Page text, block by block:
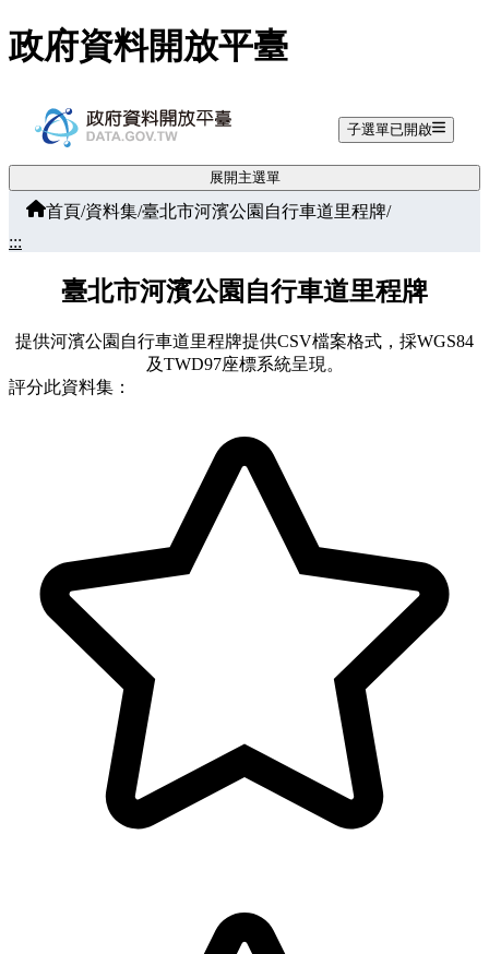
跳至主要內容
政府資料開放平臺
子選單已開啟
展開主選單
首頁/資料集/臺北市河濱公園自行車道里程牌/
:::
臺北市河濱公園自行車道里程牌
提供河濱公園自行車道里程牌提供CSV檔案格式，採WGS84
及TWD97座標系統呈現。
評分此資料集：